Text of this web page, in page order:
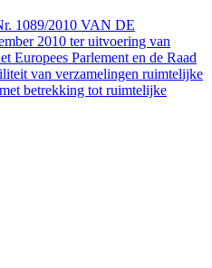
1089/2010 VAN DE
2010 ter uitvoering van
Europees Parlement en de Raad
van verzamelingen ruimtelijke
betrekking tot ruimtelijke